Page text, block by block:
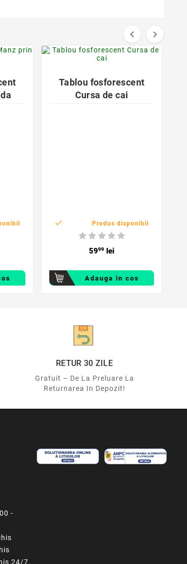
 
Tablou fosforescent
Cursa de cai
 Produs disponibil
5999 lei
Adauga in cos
RETUR 30 ZILE
Gratuit – De La Preluare La
Returnarea In Depozit!
-
24/7.